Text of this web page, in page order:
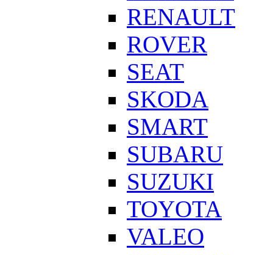
RENAULT
ROVER
SEAT
SKODA
SMART
SUBARU
SUZUKI
TOYOTA
VALEO